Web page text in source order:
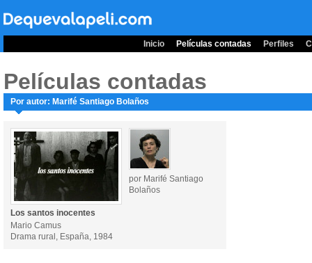
Inicio Películas contadas Perfiles
Películas contadas
Por autor: Marifé Santiago Bolaños
por Marifé Santiago
Bolaños
Los santos inocentes
Mario Camus
Drama rural, España, 1984